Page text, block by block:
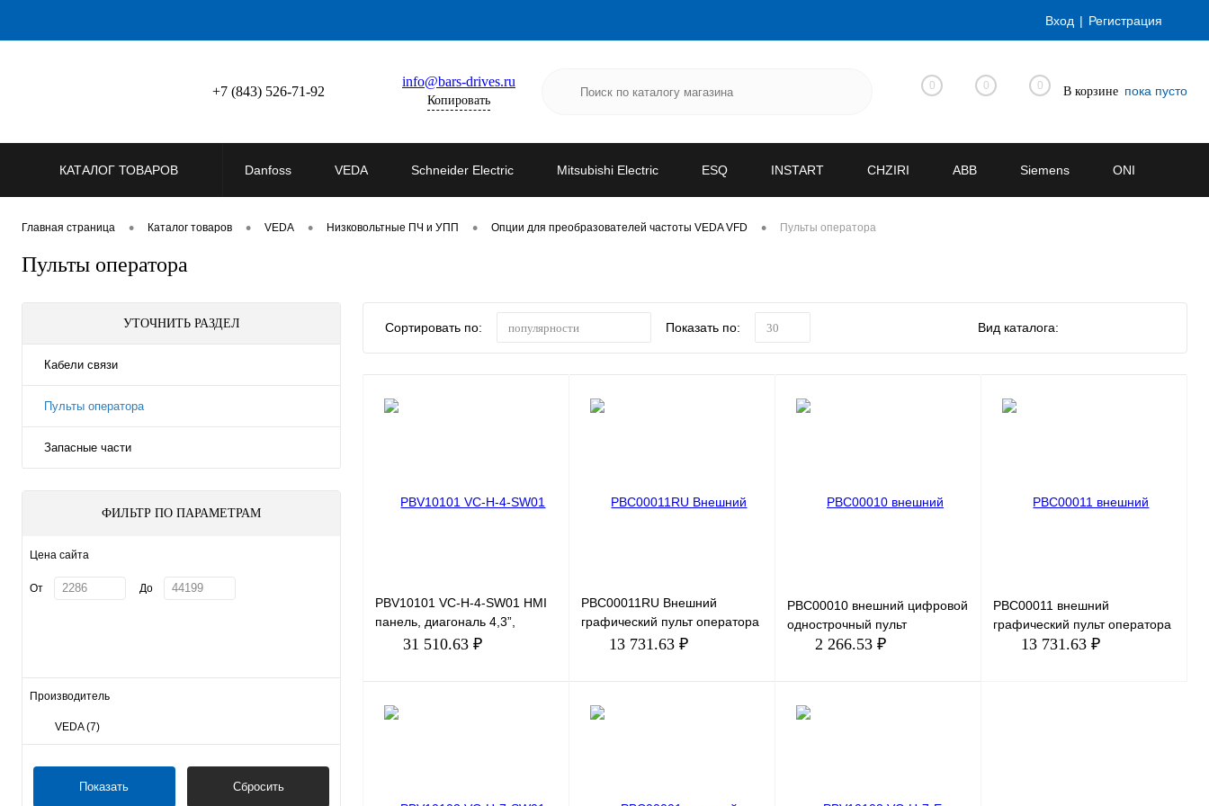
Вход Регистрация
+7 (843) 526-71-92
info@bars-drives.ru
Копировать
0 0 0 В корзине пока пусто
КАТАЛОГ ТОВАРОВ Danfoss VEDA Schneider Electric Mitsubishi Electric ESQ INSTART CHZIRI ABB Siemens ONI
Главная страница • Каталог товаров • VEDA • Низковольтные ПЧ и УПП • Опции для преобразователей частоты VEDA VFD • Пульты оператора
Пульты оператора
УТОЧНИТЬ РАЗДЕЛ
Кабели связи
Пульты оператора
Запасные части
ФИЛЬТР ПО ПАРАМЕТРАМ
Цена сайта
От До
Производитель
VEDA(7)
Показать Сбросить
Сортировать по: популярности Показать по: 30 Вид каталога:
PBV10101 VC-H-4-SW01 HMI
панель, диагональ 4,3”,
разрешение 800х480 (16:9),
31 510.63 ₽
PBC00011RU Внешний
графический пульт оператора
c русскоязычным
идет держат
13 731.63 ₽
PBC00010 внешний цифровой
однострочный пульт
2 266.53 ₽
PBC00011 внешний
графический пульт оператора
13 731.63 ₽